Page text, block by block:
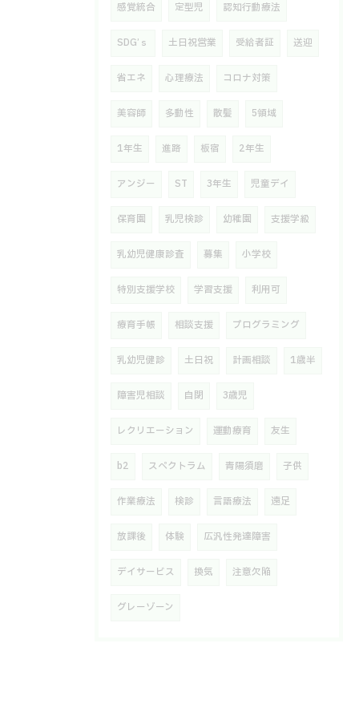
感覚統合 定型児 認知行動療法
SDG’ｓ 土日祝営業 受給者証 送迎
省エネ 心理療法 コロナ対策
美容師 多動性 散髪 5領域
1年生 進路 板宿 2年生
アンジー ST 3年生 児童デイ
保育園 乳児検診 幼稚園 支援学級
乳幼児健康診査 募集 小学校
特別支援学校 学習支援 利用可
療育手帳 相談支援 プログラミング
乳幼児健診 土日祝 計画相談 1歳半
障害児相談 自閉 3歳児
レクリエーション 運動療育 友生
b2 スペクトラム 青陽須磨 子供
作業療法 検診 言語療法 遠足
放課後 体験 広汎性発達障害
デイサービス 換気 注意欠陥
グレーゾーン